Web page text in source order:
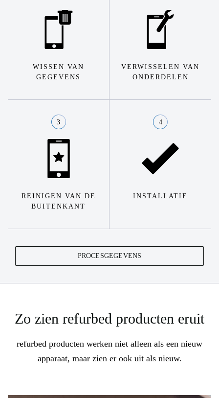
WISSEN VAN
GEGEVENS
VERWISSELEN VAN
ONDERDELEN
3
REINIGEN VAN DE
BUITENKANT
4
INSTALLATIE
PROCESGEGEVENS
Zo zien refurbed producten eruit
refurbed producten werken niet alleen als een nieuw
apparaat, maar zien er ook uit als nieuw.